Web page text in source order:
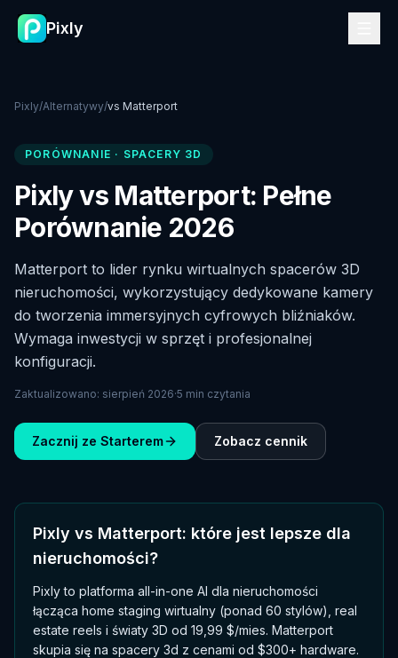
Pixly
Pixly/Alternatywy/vs Matterport
PORÓWNANIE · SPACERY 3D
Pixly vs Matterport: Pełne
Porównanie 2026
Matterport to lider rynku wirtualnych spacerów 3D
nieruchomości, wykorzystujący dedykowane kamery
do tworzenia immersyjnych cyfrowych bliźniaków.
Wymaga inwestycji w sprzęt i profesjonalnej
konfiguracji.
Zaktualizowano: sierpień 2026·5 min czytania
Zacznij ze Starterem Zobacz cennik
Pixly vs Matterport: które jest lepsze dla
nieruchomości?
Pixly to platforma all-in-one AI dla nieruchomości
łącząca home staging wirtualny (ponad 60 stylów), real
estate reels i światy 3D od 19,99 $/mies. Matterport
skupia się na spacery 3d z cenami od $300+ hardware.